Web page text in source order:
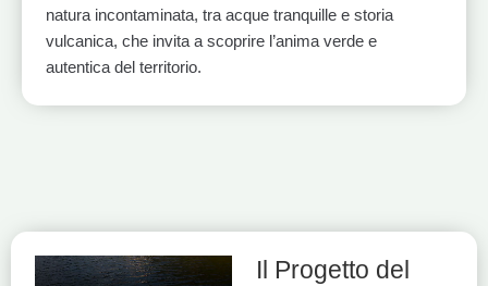
natura incontaminata, tra acque tranquille e storia
vulcanica, che invita a scoprire l’anima verde e
autentica del territorio.
Il Progetto del